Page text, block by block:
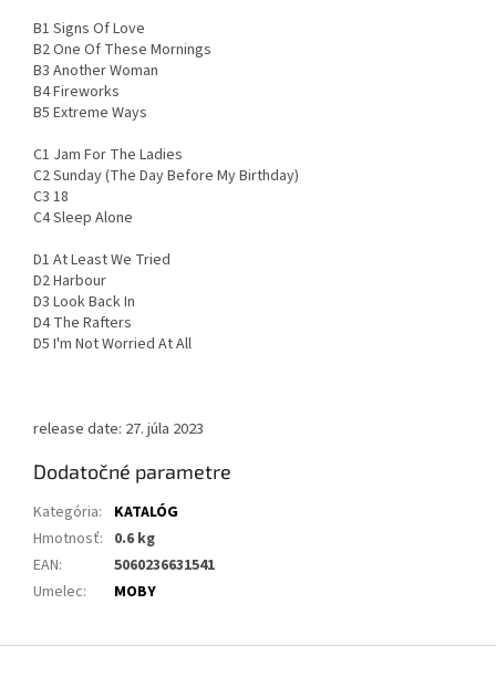
B1 Signs Of Love
B2 One Of These Mornings
B3 Another Woman
B4 Fireworks
B5 Extreme Ways
C1 Jam For The Ladies
C2 Sunday (The Day Before My Birthday)
C3 18
C4 Sleep Alone
D1 At Least We Tried
D2 Harbour
D3 Look Back In
D4 The Rafters
D5 I'm Not Worried At All
release date: 27. júla 2023
Dodatočné parametre
Kategória:
KATALÓG
Hmotnosť: 0.6 kg
EAN:
5060236631541
Umelec: MOBY